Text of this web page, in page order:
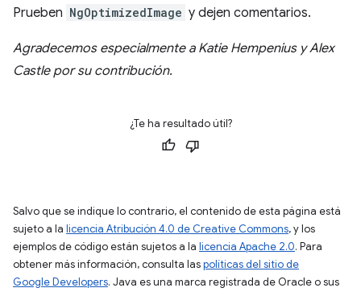
Prueben NgOptimizedImage y dejen comentarios.
Agradecemos especialmente a Katie Hempenius y Alex
Castle por su contribución.
¿Te ha resultado útil?
Salvo que se indique lo contrario, el contenido de esta página está
sujeto a la licencia Atribución 4.0 de Creative Commons, y los
ejemplos de código están sujetos a la licencia Apache 2.0. Para
obtener más información, consulta laspolíticas del sitio de
Google Developers. Java es una marca registrada de Oracle o sus